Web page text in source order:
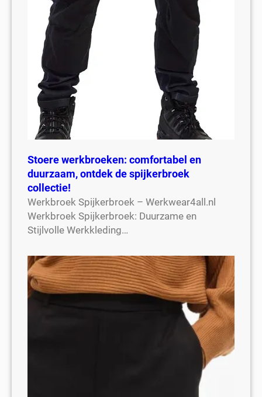
Stoere werkbroeken: comfortabel en
duurzaam, ontdek de spijkerbroek
collectie!
Werkbroek Spijkerbroek – Werkwear4all.nl
Werkbroek Spijkerbroek: Duurzame en
Stijlvolle Werkkleding…